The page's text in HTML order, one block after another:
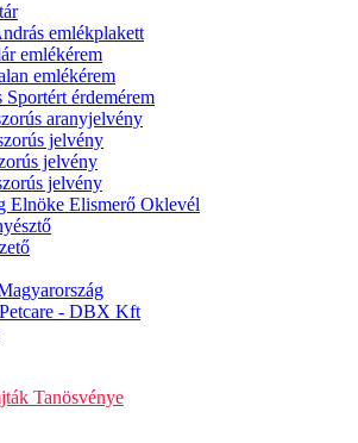
emlékplakett
emlékérem
emlékérem
érdemérem
aranyjelvény
jelvény
jelvény
jelvény
Elnöke Elismerő Oklevél
- DBX Kft
Tanösvénye